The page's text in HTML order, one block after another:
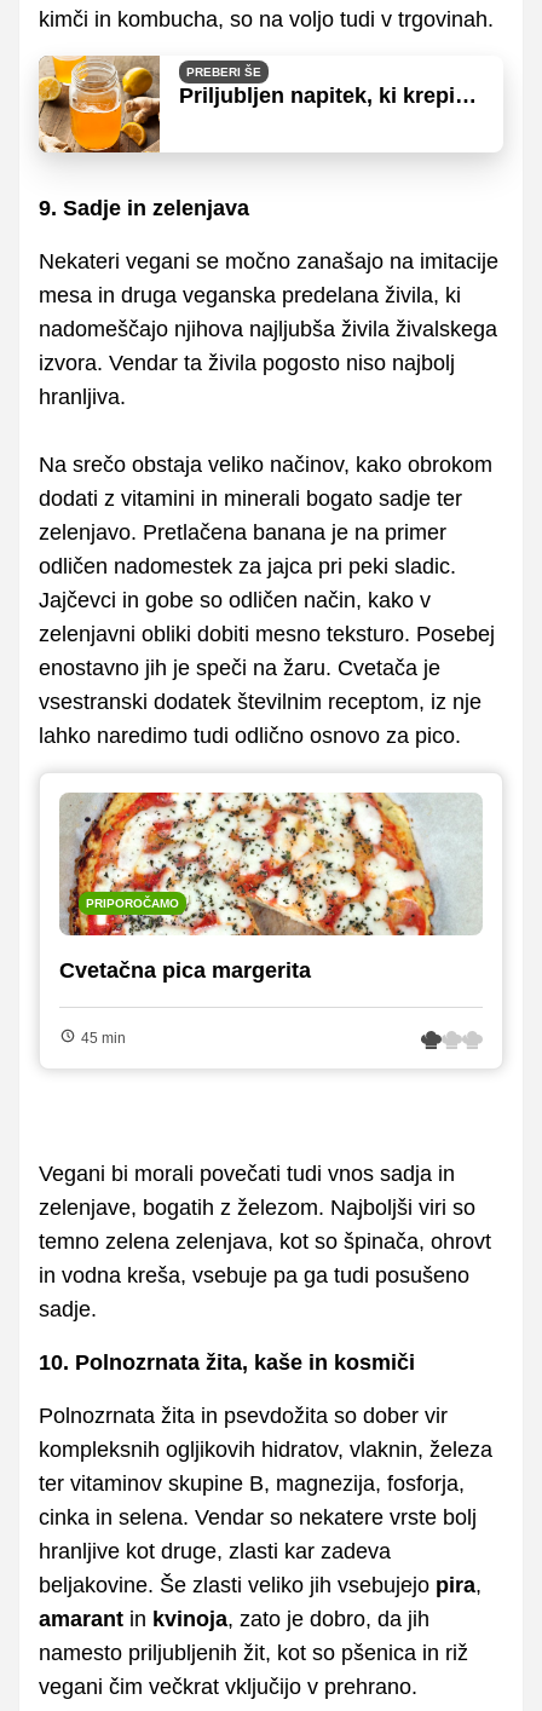
kimči in kombucha, so na voljo tudi v trgovinah.
PREBERI ŠE
Priljubljen napitek, ki krepi
prebavo
9. Sadje in zelenjava
Nekateri vegani se močno zanašajo na imitacije
mesa in druga veganska predelana živila, ki
nadomeščajo njihova najljubša živila živalskega
izvora. Vendar ta živila pogosto niso najbolj
hranljiva.
Na srečo obstaja veliko načinov, kako obrokom
dodati z vitamini in minerali bogato sadje ter
zelenjavo. Pretlačena banana je na primer
odličen nadomestek za jajca pri peki sladic.
Jajčevci in gobe so odličen način, kako v
zelenjavni obliki dobiti mesno teksturo. Posebej
enostavno jih je speči na žaru. Cvetača je
vsestranski dodatek številnim receptom, iz nje
lahko naredimo tudi odlično osnovo za pico.
PRIPOROČAMO
Cvetačna pica margerita
45 min
Vegani bi morali povečati tudi vnos sadja in
zelenjave, bogatih z železom. Najboljši viri so
temno zelena zelenjava, kot so špinača, ohrovt
in vodna kreša, vsebuje pa ga tudi posušeno
sadje.
10. Polnozrnata žita, kaše in kosmiči
Polnozrnata žita in psevdožita so dober vir
kompleksnih ogljikovih hidratov, vlaknin, železa
ter vitaminov skupine B, magnezija, fosforja,
cinka in selena. Vendar so nekatere vrste bolj
hranljive kot druge, zlasti kar zadeva
beljakovine. Še zlasti veliko jih vsebujejo pira,
amarant in kvinoja, zato je dobro, da jih
namesto priljubljenih žit, kot so pšenica in riž
vegani čim večkrat vključijo v prehrano.